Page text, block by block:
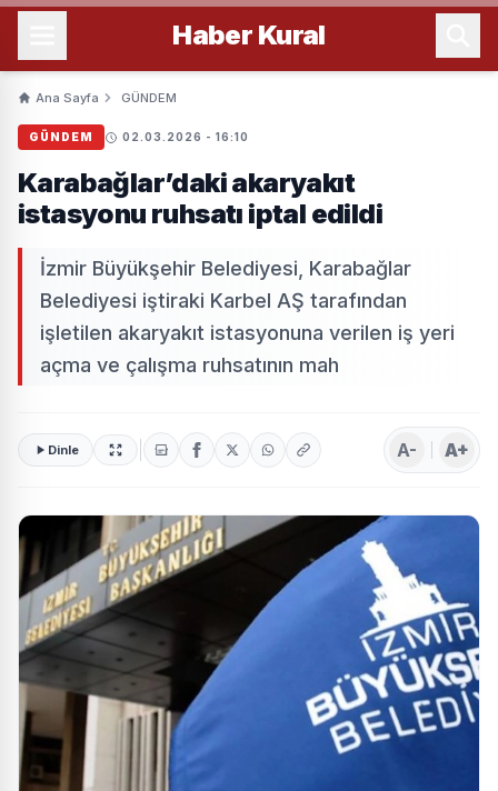
Haber Kural
Ana Sayfa GÜNDEM
GÜNDEM 02.03.2026 - 16:10
Karabağlar’daki akaryakıt
istasyonu ruhsatı iptal edildi
İzmir Büyükşehir Belediyesi, Karabağlar
Belediyesi iştiraki Karbel AŞ tarafından
işletilen akaryakıt istasyonuna verilen iş yeri
açma ve çalışma ruhsatının mah
Dinle A- A+